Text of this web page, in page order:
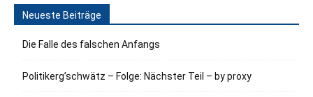
Neueste Beiträge
Die Falle des falschen Anfangs
Politikerg’schwätz – Folge: Nächster Teil – by proxy